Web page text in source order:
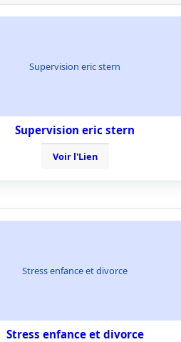
Supervision eric stern
Supervision eric stern
Voir l'Lien
Stress enfance et divorce
Stress enfance et divorce